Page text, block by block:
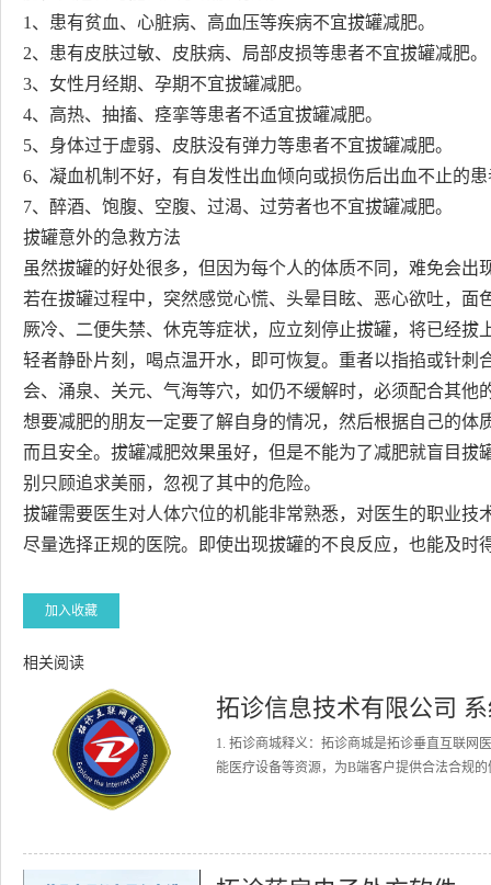
1、患有贫血、心脏病、高血压等疾病不宜拔罐减肥。
2、患有皮肤过敏、皮肤病、局部皮损等患者不宜拔罐减肥。
3、女性月经期、孕期不宜拔罐减肥。
4、高热、抽搐、痉挛等患者不适宜拔罐减肥。
5、身体过于虚弱、皮肤没有弹力等患者不宜拔罐减肥。
6、凝血机制不好，有自发性出血倾向或损伤后出血不止的
7、醉酒、饱腹、空腹、过渴、过劳者也不宜拔罐减肥。
拔罐意外的急救方法
虽然拔罐的好处很多，但因为每个人的体质不同，难免会出
若在拔罐过程中，突然感觉心慌、头晕目眩、恶心欲吐，
厥冷、二便失禁、休克等症状，应立刻停止拔罐，将已经
轻者静卧片刻，喝点温开水，即可恢复。重者以指掐或针
会、涌泉、关元、气海等穴，如仍不缓解时，必须配合其他
想要减肥的朋友一定要了解自身的情况，然后根据自己的
而且安全。拔罐减肥效果虽好，但是不能为了减肥就盲目
别只顾追求美丽，忽视了其中的危险。
拔罐需要医生对人体穴位的机能非常熟悉，对医生的职业
尽量选择正规的医院。即使出现拔罐的不良反应，也能及时
加入收藏
相关阅读
拓诊信息技术有限公司
1. 拓诊商城释义：拓诊商城是拓诊垂直互联网
能医疗设备等资源，为B端客户提供合法合规